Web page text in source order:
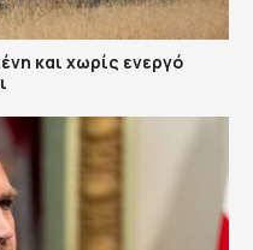
και χωρίς ενεργό